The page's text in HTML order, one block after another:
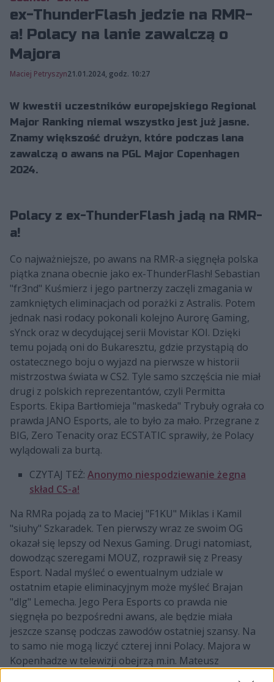
ex-ThunderFlash jedzie na RMR-
a! Polacy na lanie zawalczą o
Majora
Maciej Petryszyn21.01.2024, godz. 10:27
W kwestii uczestników europejskiego Regional
Major Ranking niemal wszystko jest już jasne.
Znamy większość drużyn, które podczas lana
zawalczą o awans na PGL Major Copenhagen
2024.
Polacy z ex-ThunderFlash jadą na RMR-
a!
Co najważniejsze, po awans na RMR-a sięgnęła polska
piątka znana obecnie jako ex-ThunderFlash! Sebastian
"fr3nd" Kuśmierz i jego partnerzy zaczęli zmagania w
zamkniętych eliminacjach od porażki z Astralis. Potem
jednak nasi rodacy pokonali kolejno Aurorę Gaming,
sYnck oraz w decydującej serii Movistar KOI. Dzięki
temu pojadą oni do Bukaresztu, gdzie przystąpią do
ostatecznego boju o wyjazd na pierwsze w historii
mistrzostwa świata w CS2. Tyle samo szczęścia nie miał
drugi z polskich reprezentantów, czyli Permitta
Esports. Ekipa Bartłomieja "maskeda" Trybuły ograła co
prawda JANO Esports, ale to było za mało. Przegrane z
BIG, Zero Tenacity oraz ECSTATIC sprawiły, że Polacy
wylądowali za burtą.
CZYTAJ TEŻ: Anonymo niespodziewanie żegna
skład CS-a!
Na RMRa pojadą za to Maciej "F1KU" Miklas i Kamil
"siuhy" Szkaradek. Ten pierwszy wraz ze swoim OG
okazał się lepszy od Nexus Gaming. Drugi natomiast,
dowodząc szeregami MOUZ, rozprawił się z Preasy
Esport. Nadal myśleć o ewentualnym udziale w
ostatnim etapie eliminacyjnym może myśleć Brajan
"dlg" Lemecha. Jego Pera Esports co prawda nie
sięgnęła po bezpośredni awans, ale będzie miała
jeszcze szansę podczas zawodów ostatniej szansy. Na
to samo nie mogą liczyć czterej inni Polacy. Majora w
Kopenhadze w telewizji obejrzą m.in. Mateusz